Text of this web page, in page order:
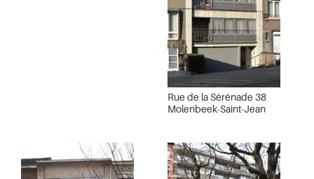
Rue de la Sérénade 38
Molenbeek-Saint-Jean